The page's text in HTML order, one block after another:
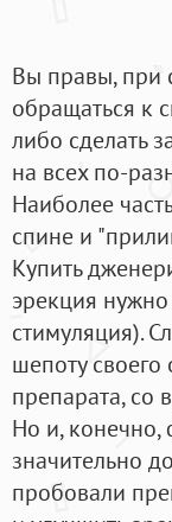
Вы правы, при
обращаться к
либо сделать
на всех по-
Наиболее
спине и
Купить
эрекция нужно
стимуляция).
шепоту
препарата, со
Но и,
значительно
пробовали